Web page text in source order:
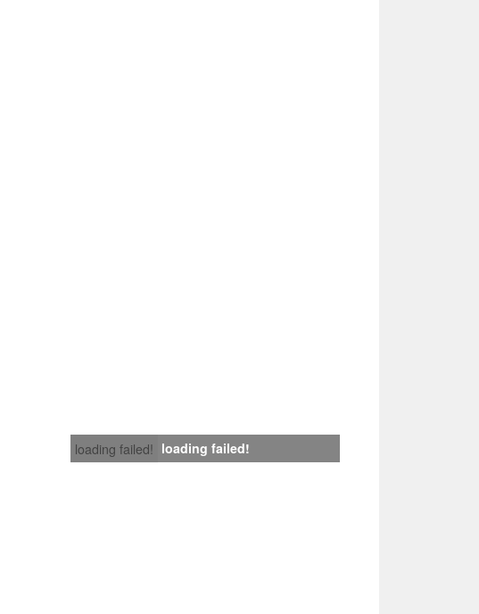
loading failed! loading failed!